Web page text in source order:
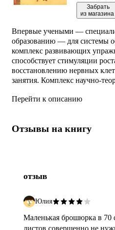
Забрать
из магазина
Впервые учеными —
образованию — для системы
комплекс развивающих
способствует стимуляции
восстановлению нервных
занятия. Комплекс научно-
Перейти к описанию
Отзывы на книгу
отзыв
Юлия
Маленькая брошюрка в 70